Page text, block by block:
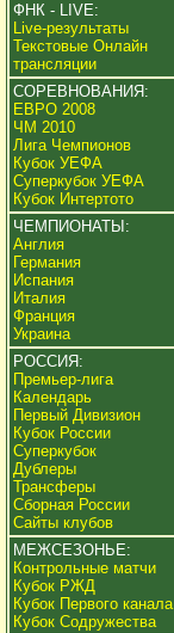
ФНК - LIVE:
Live-результаты
Текстовые Онлайн
трансляции
СОРЕВНОВАНИЯ:
ЕВРО 2008
ЧМ 2010
Лига Чемпионов
Кубок УЕФА
Суперкубок УЕФА
Кубок Интертото
ЧЕМПИОНАТЫ:
Англия
Германия
Испания
Италия
Франция
Украина
РОССИЯ:
Премьер-лига
Календарь
Первый Дивизион
Кубок России
Суперкубок
Дублеры
Трансферы
Сборная России
Сайты клубов
МЕЖСЕЗОНЬЕ:
Контрольные матчи
Кубок РЖД
Кубок Первого канала
Кубок Содружества